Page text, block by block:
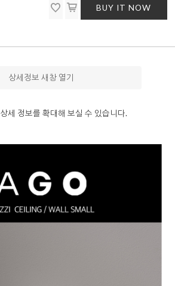
BUY IT NOW
상세정보 새창 열기
상세 정보를 확대해 보실 수 있습니다.